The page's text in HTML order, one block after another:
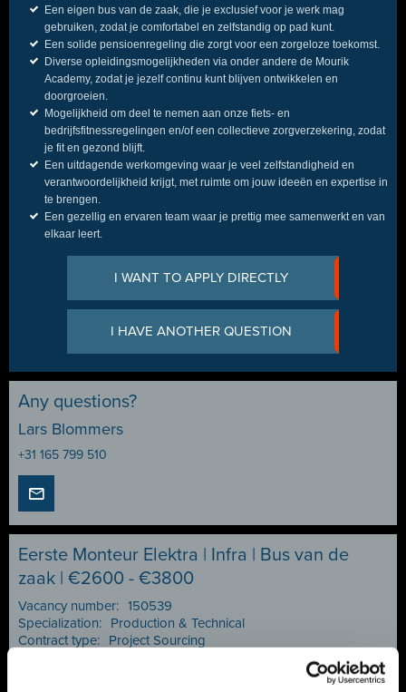
Een eigen bus van de zaak, die je exclusief voor je werk mag
gebruiken, zodat je comfortabel en zelfstandig op pad kunt.
Een solide pensioenregeling die zorgt voor een zorgeloze toekomst.
Diverse opleidingsmogelijkheden via onder andere de Mourik
Academy, zodat je jezelf continu kunt blijven ontwikkelen en
doorgroeien.
Mogelijkheid om deel te nemen aan onze fiets- en
bedrijfsfitnessregelingen en/of een collectieve zorgverzekering, zodat
je fit en gezond blijft.
Een uitdagende werkomgeving waar je veel zelfstandigheid en
verantwoordelijkheid krijgt, met ruimte om jouw ideeën en expertise in
te brengen.
Een gezellig en ervaren team waar je prettig mee samenwerkt en van
elkaar leert.
I WANT TO APPLY DIRECTLY
I HAVE ANOTHER QUESTION
Any questions?
Lars Blommers
+31 165 799 510
Eerste Monteur Elektra | Infra | Bus van de
zaak | €2600 - €3800
Vacancy number: 150539
Specialization:
Production & Technical
Contract type:
Project Sourcing